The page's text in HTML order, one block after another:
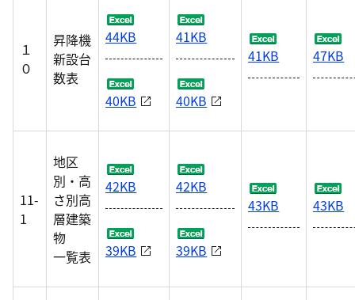
１
０
昇降機
新設台
数表
44KB
40KB
41KB
40KB
41KB 47KB
11-
1
地区
別・高
さ別高
層建築
物
一覧表
42KB
39KB
42KB
39KB
43KB 43KB